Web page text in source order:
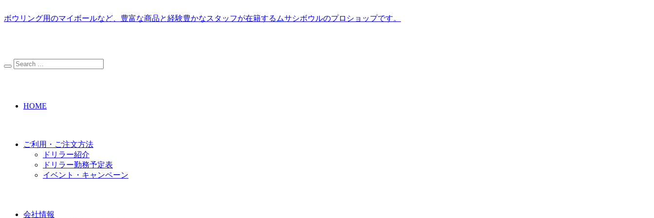
ボウリング用のマイボールなど、豊富な商品と経験豊かなスタッフが在籍するムサシボウルのプロショップです。
HOME
ご利用・ご注文方法
ドリラー紹介
ドリラー勤務予定表
イベント・キャンペーン
会社情報